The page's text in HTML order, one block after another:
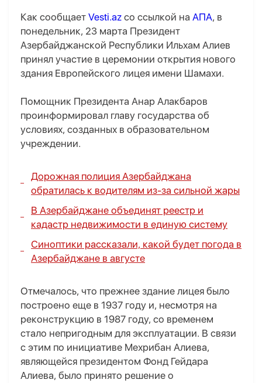
Как сообщает Vesti.az со ссылкой на АПА, в
понедельник, 23 марта Президент
Азербайджанской Республики Ильхам Алиев
принял участие в церемонии открытия нового
здания Европейского лицея имени Шамахи.
Помощник Президента Анар Алакбаров
проинформировал главу государства об
условиях, созданных в образовательном
учреждении.
Дорожная полиция Азербайджана
обратилась к водителям из-за сильной жары
В Азербайджане объединят реестр и
кадастр недвижимости в единую систему
Синоптики рассказали, какой будет погода в
Азербайджане в августе
Отмечалось, что прежнее здание лицея было
построено еще в 1937 году и, несмотря на
реконструкцию в 1987 году, со временем
стало непригодным для эксплуатации. В связи
с этим по инициативе Мехрибан Алиева,
являющейся президентом Фонд Гейдара
Алиева, было принято решение о